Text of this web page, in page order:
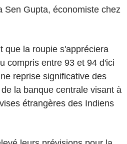
Sen Gupta, économiste chez
que la roupie s'appréciera
compris entre 93 et 94 d'ici
reprise significative des
la banque centrale visant à
étrangères des Indiens